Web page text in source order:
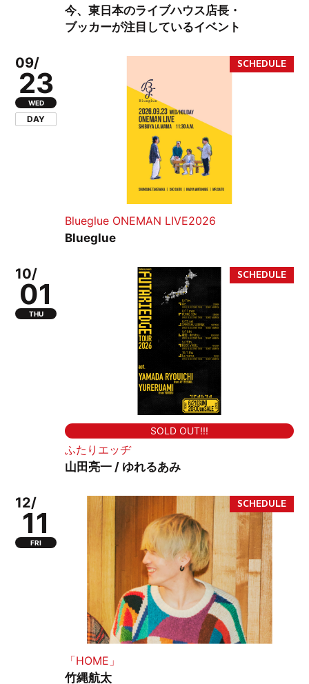
今、東日本のライブハウス店長・
ブッカーが注目しているイベント
09/
23
WED
DAY
Blueglue ONEMAN LIVE2026
Blueglue
10/
01
THU
SOLD OUT!!!
ふたりエッヂ
山田亮一 / ゆれるあみ
12/
11
FRI
「HOME」
竹縄航太